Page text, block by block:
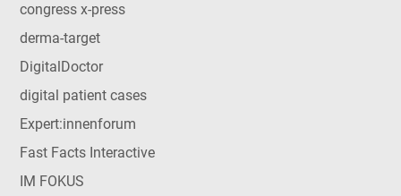
congress x-press
derma-target
DigitalDoctor
digital patient cases
Expert:innenforum
Fast Facts Interactive
IM FOKUS